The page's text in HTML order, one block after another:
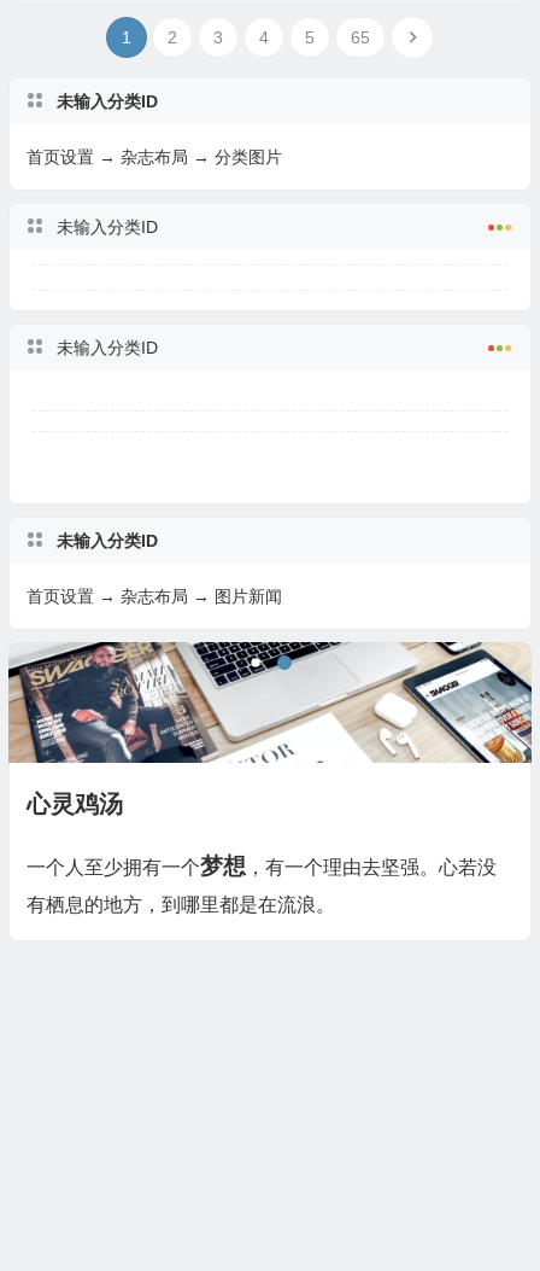
1 2 3 4 5 65
未输入分类ID
首页设置 → 杂志布局 → 分类图片
未输入分类ID
未输入分类ID
未输入分类ID
首页设置 → 杂志布局 → 图片新闻
心灵鸡汤
一个人至少拥有一个梦想 ，有一个理由去坚强。心若没
有栖息的地方，到哪里都是在流浪。